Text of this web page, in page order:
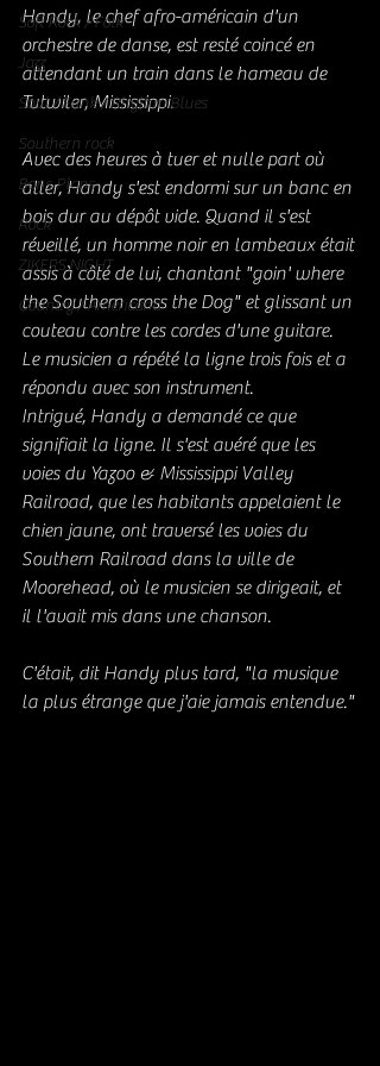
Soft Rock / Folk
Jazz
Soul / Funk / Rhythm Blues
Southern rock
Bons Plans
Rock
ZIKERS NIGHT
Country / Americana
Handy, le chef afro-américain d'un
orchestre de danse, est resté coincé en
attendant un train dans le hameau de
Tutwiler, Mississippi.
Avec des heures à tuer et nulle part où
aller, Handy s'est endormi sur un banc en
bois dur au dépôt vide. Quand il s'est
réveillé, un homme noir en lambeaux était
assis à côté de lui, chantant "goin' where
the Southern cross the Dog" et glissant un
couteau contre les cordes d'une guitare.
Le musicien a répété la ligne trois fois et a
répondu avec son instrument.
Intrigué, Handy a demandé ce que
signifiait la ligne. Il s'est avéré que les
voies du Yazoo & Mississippi Valley
Railroad, que les habitants appelaient le
chien jaune, ont traversé les voies du
Southern Railroad dans la ville de
Moorehead, où le musicien se dirigeait, et
il l'avait mis dans une chanson.
C'était, dit Handy plus tard, "la musique
la plus étrange que j'aie jamais entendue."